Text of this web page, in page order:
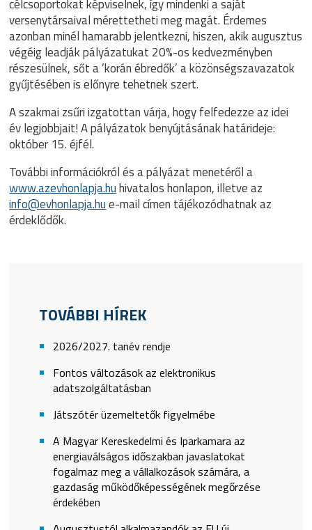
célcsoportokat képviselnek, így mindenki a saját
versenytársaival mérettetheti meg magát. Érdemes
azonban minél hamarabb jelentkezni, hiszen, akik augusztus
végéig leadják pályázatukat 20%-os kedvezményben
részesülnek, sőt a ’korán ébredők’ a közönségszavazatok
gyűjtésében is előnyre tehetnek szert.
A szakmai zsűri izgatottan várja, hogy felfedezze az idei
év legjobbjait! A pályázatok benyújtásának határideje:
október 15. éjfél.
További információkról és a pályázat menetéről a
www.azevhonlapja.huhivatalos honlapon, illetve az
info@evhonlapja.hue-mail címen tájékozódhatnak az
érdeklődők.
TOVÁBBI HÍREK
2026/2027. tanév rendje
Fontos változások az elektronikus
adatszolgáltatásban
Játszótér üzemeltetők figyelmébe
A Magyar Kereskedelmi és Iparkamara az
energiaválságos időszakban javaslatokat
fogalmaz meg a vállalkozások számára, a
gazdaság működőképességének megőrzése
érdekében